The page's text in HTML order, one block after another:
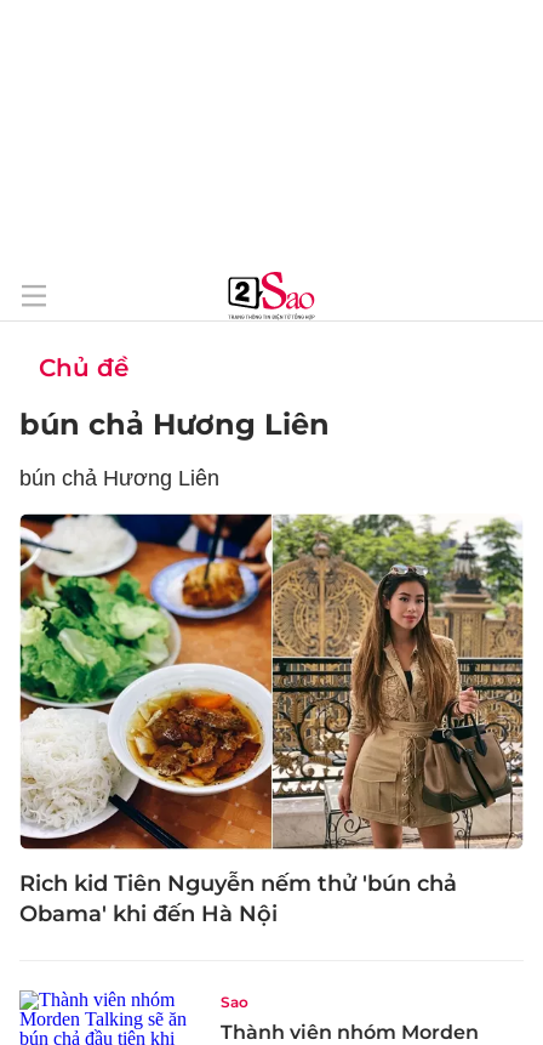
Chủ đề
bún chả Hương Liên
bún chả Hương Liên
Rich kid Tiên Nguyễn nếm thử 'bún chả
Obama' khi đến Hà Nội
Sao
Thành viên nhóm Morden